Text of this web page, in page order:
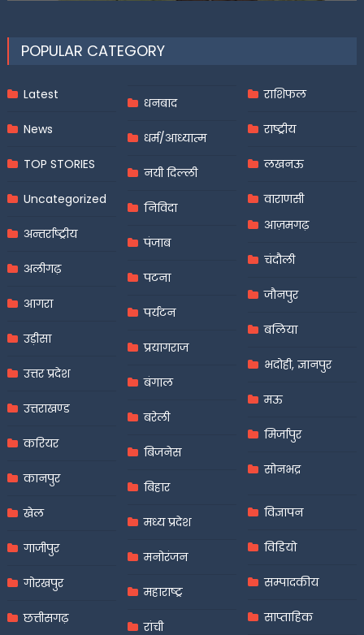
POPULAR CATEGORY
Latest
News
TOP STORIES
Uncategorized
अन्तर्राष्ट्रीय
अलीगढ़
आगरा
उड़ीसा
उत्तर प्रदेश
उत्तराखण्ड
करियर
कानपुर
खेल
गाजीपुर
गोरखपुर
छत्तीसगढ़
धनबाद
धर्म/आध्यात्म
नयी दिल्ली
निविदा
पंजाब
पटना
पर्यटन
प्रयागराज
बंगाल
बरेली
बिजनेस
बिहार
मध्य प्रदेश
मनोरंजन
महाराष्ट्र
रांची
राशिफल
राष्ट्रीय
लखनऊ
वाराणसी
आज़मगढ़
चंदौली
जौनपुर
बलिया
भदोही, ज्ञानपुर
मऊ
मिर्जापुर
सोनभद्र
विज्ञापन
विडियो
सम्पादकीय
साप्ताहिक